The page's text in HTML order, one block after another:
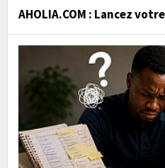
AHOLIA.COM : Lancez